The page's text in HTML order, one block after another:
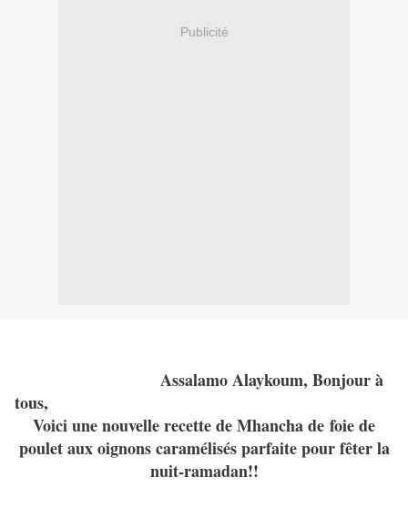
Publicité
Assalamo Alaykoum, Bonjour à
tous,
Voici une nouvelle recette de Mhancha de foie de
poulet aux oignons caramélisés parfaite pour fêter la
nuit-ramadan!!